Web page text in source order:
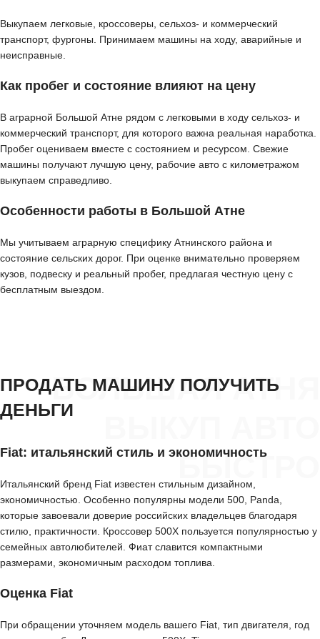
Выкупаем легковые, кроссоверы, сельхоз- и коммерческий
транспорт, фургоны. Принимаем машины на ходу, аварийные и
неисправные.
Как пробег и состояние влияют на цену
В аграрной Большой Атне рядом с легковыми в ходу сельхоз- и
коммерческий транспорт, для которого важна реальная наработка.
Пробег оцениваем вместе с состоянием и ресурсом. Свежие
машины получают лучшую цену, рабочие авто с километражом
выкупаем справедливо.
Особенности работы в Большой Атне
Мы учитываем аграрную специфику Атнинского района и
состояние сельских дорог. При оценке внимательно проверяем
кузов, подвеску и реальный пробег, предлагая честную цену с
бесплатным выездом.
БОЛЬШАЯ АТНЯ
БЫСТРО
ПРОДАТЬ МАШИНУ ПОЛУЧИТЬ
ДЕНЬГИ
Fiat: итальянский стиль и экономичность
Итальянский бренд Fiat известен стильным дизайном,
экономичностью. Особенно популярны модели 500, Panda,
которые завоевали доверие российских владельцев благодаря
стилю, практичности. Кроссовер 500X пользуется популярностью у
семейных автолюбителей. Фиат славится компактными
размерами, экономичным расходом топлива.
Оценка Fiat
При обращении уточняем модель вашего Fiat, тип двигателя, год